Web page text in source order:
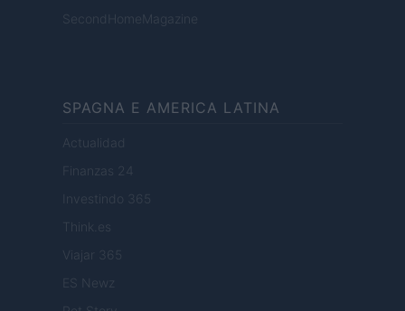
SecondHomeMagazine
SPAGNA E AMERICA LATINA
Actualidad
Finanzas 24
Investindo 365
Think.es
Viajar 365
ES Newz